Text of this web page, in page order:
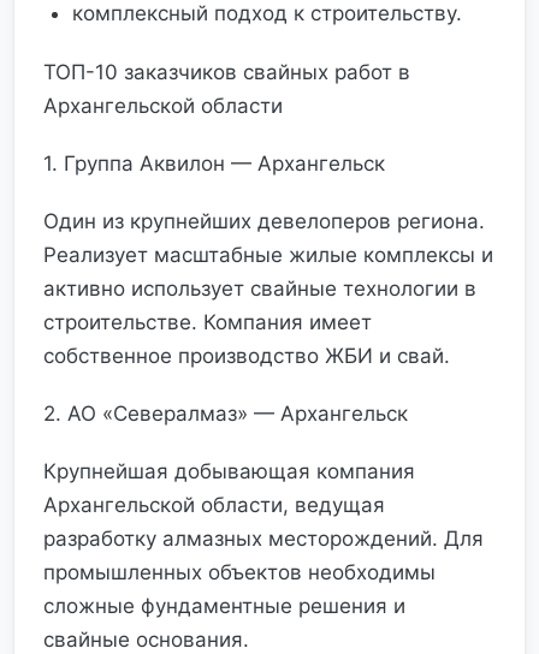
комплексный подход к строительству.
ТОП-10 заказчиков свайных работ в
Архангельской области
1. Группа Аквилон — Архангельск
Один из крупнейших девелоперов региона.
Реализует масштабные жилые комплексы и
активно использует свайные технологии в
строительстве. Компания имеет
собственное производство ЖБИ и свай.
2. АО «Севералмаз» — Архангельск
Крупнейшая добывающая компания
Архангельской области, ведущая
разработку алмазных месторождений. Для
промышленных объектов необходимы
сложные фундаментные решения и
свайные основания.